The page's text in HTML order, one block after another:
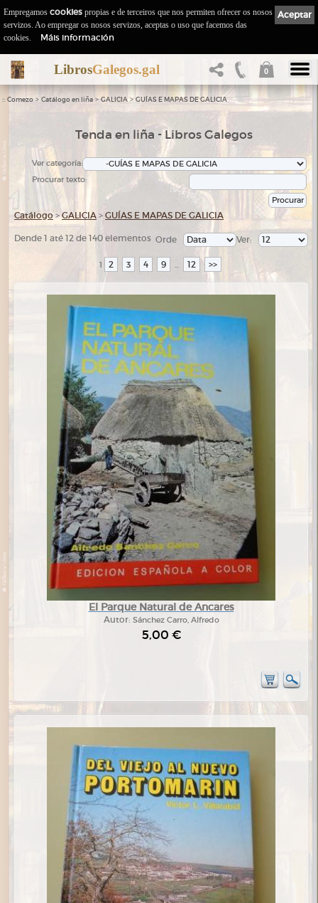
LibrosGalegos.gal 0
:: Comezo > Catálogo en liña > GALICIA> GUÍAS E MAPAS DE GALICIA
Tenda en liña - Libros Galegos
Ver categoría:
Procurar texto:
Catálogo >GALICIA > GUÍAS E MAPAS DE GALICIA
Dende 1 até 12 de 140 elementos Ver:
Orde
1 2 3 4 9 ... 12 >>
El Parque Natural de Ancares
Autor: Sánchez Carro, Alfredo
5,00 €
Aceptar
Empregamos cookies propias e de terceiros que nos permiten ofrecer os nosos
servizos. Ao empregar os nosos servizos, aceptas o uso que facemos das
cookies.
Máis información